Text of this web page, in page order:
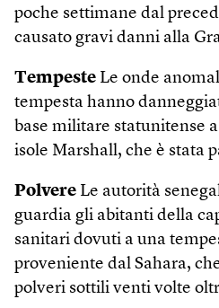
poche settimane dal
causato gravi danni alla
Tempeste Le onde
tempesta hanno
base militare statunitense
isole Marshall, che è stata
Polvere Le autorità
guardia gli abitanti della
sanitari dovuti a una
proveniente dal Sahara,
polveri sottili venti volte